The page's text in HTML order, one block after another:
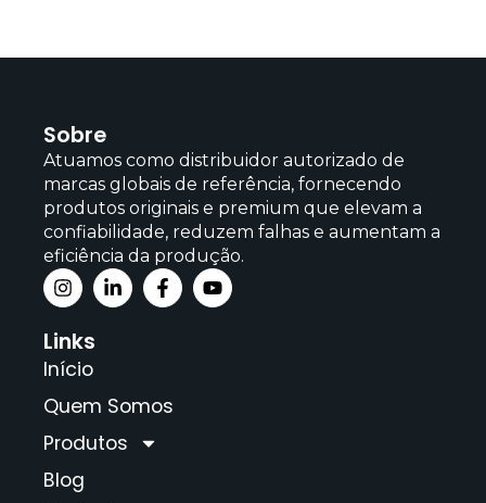
Sobre
Atuamos como distribuidor autorizado de
marcas globais de referência, fornecendo
produtos originais e premium que elevam a
confiabilidade, reduzem falhas e aumentam a
eficiência da produção.
Links
Início
Quem Somos
Produtos
Blog